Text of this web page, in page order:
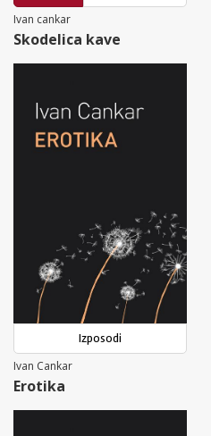
Ivan cankar
Skodelica kave
Izposodi
Ivan Cankar
Erotika